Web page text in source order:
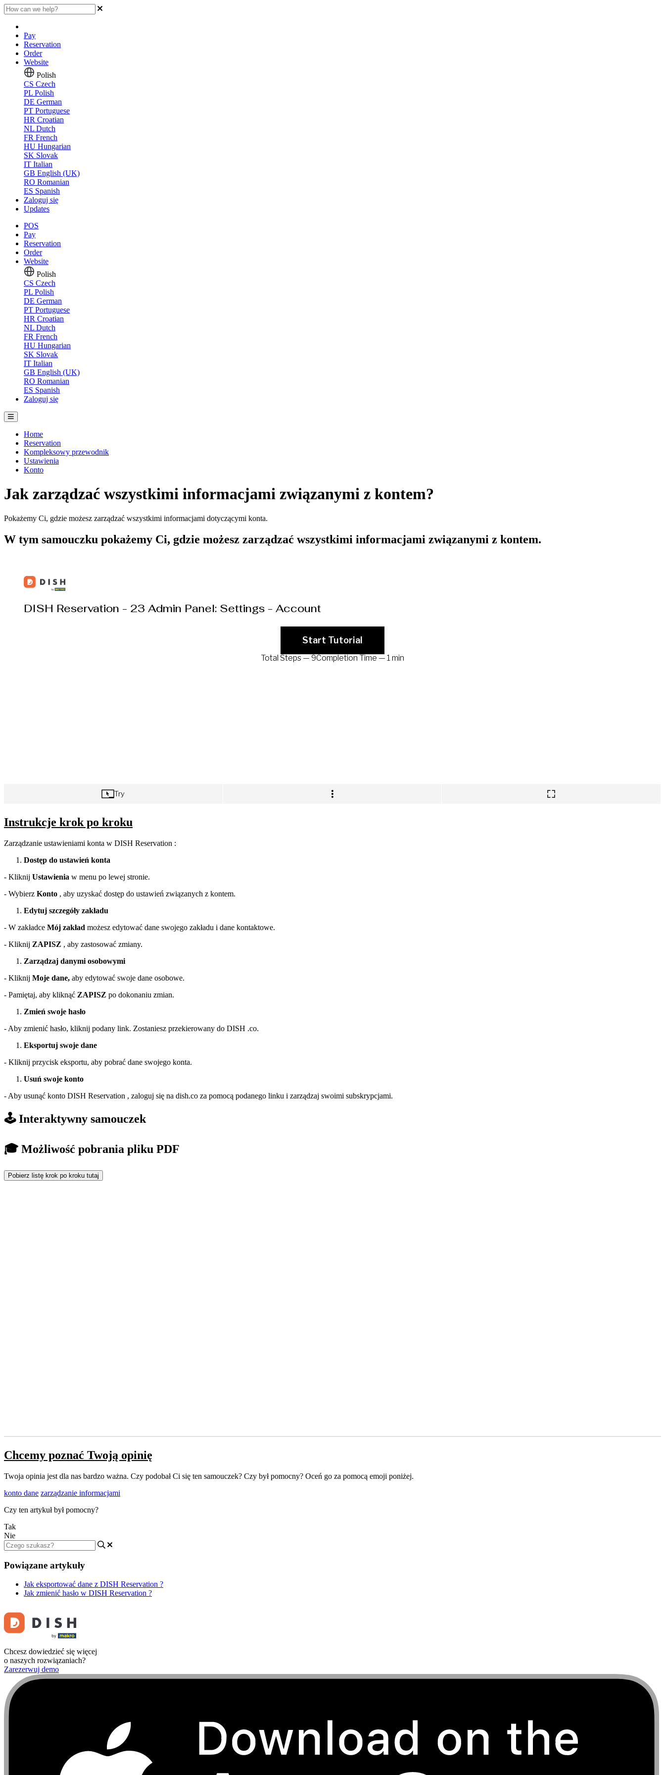
Pay
Reservation
Order
Website
Polish
CS Czech
PL Polish
DE German
PT Portuguese
HR Croatian
NL Dutch
FR French
HU Hungarian
SK Slovak
IT Italian
GB English (UK)
RO Romanian
ES Spanish
Zaloguj się
Updates
POS
Pay
Reservation
Order
Website
Polish
CS Czech
PL Polish
DE German
PT Portuguese
HR Croatian
NL Dutch
FR French
HU Hungarian
SK Slovak
IT Italian
GB English (UK)
RO Romanian
ES Spanish
Zaloguj się
Home
Reservation
Kompleksowy przewodnik
Ustawienia
Konto
Jak zarządzać wszystkimi informacjami związanymi z kontem?
Pokażemy Ci, gdzie możesz zarządzać wszystkimi informacjami dotyczącymi konta.
W tym samouczku pokażemy Ci, gdzie możesz zarządzać wszystkimi informacjami związanymi z kontem.
Instrukcje krok po kroku
Zarządzanie ustawieniami konta w DISH Reservation :
Dostęp do ustawień konta
- Kliknij Ustawienia w menu po lewej stronie.
- Wybierz Konto , aby uzyskać dostęp do ustawień związanych z kontem.
Edytuj szczegóły zakładu
- W zakładce Mój zakład możesz edytować dane swojego zakładu i dane kontaktowe.
- Kliknij ZAPISZ , aby zastosować zmiany.
Zarządzaj danymi osobowymi
- Kliknij Moje dane, aby edytować swoje dane osobowe.
- Pamiętaj, aby kliknąć ZAPISZ po dokonaniu zmian.
Zmień swoje hasło
- Aby zmienić hasło, kliknij podany link. Zostaniesz przekierowany do DISH .co.
Eksportuj swoje dane
- Kliknij przycisk eksportu, aby pobrać dane swojego konta.
Usuń swoje konto
- Aby usunąć konto DISH Reservation , zaloguj się na dish.co za pomocą podanego linku i zarządzaj swoimi subskrypcjami.
🕹️ Interaktywny samouczek
🎓 Możliwość pobrania pliku PDF
Pobierz listę krok po kroku tutaj
Chcemy poznać Twoją opinię
Twoja opinia jest dla nas bardzo ważna. Czy podobał Ci się ten samouczek? Czy był pomocny? Oceń go za pomocą emoji poniżej.
konto dane zarządzanie informacjami
Czy ten artykuł był pomocny?
Tak
Nie
Powiązane artykuły
Jak eksportować dane z DISH Reservation ?
Jak zmienić hasło w DISH Reservation ?
Chcesz dowiedzieć się więcej
o naszych rozwiązaniach?
Zarezerwuj demo